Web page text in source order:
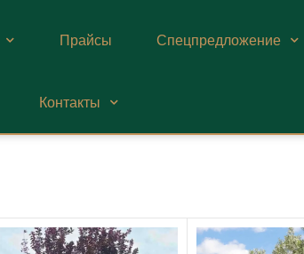
Прайсы Спецпредложение
Контакты